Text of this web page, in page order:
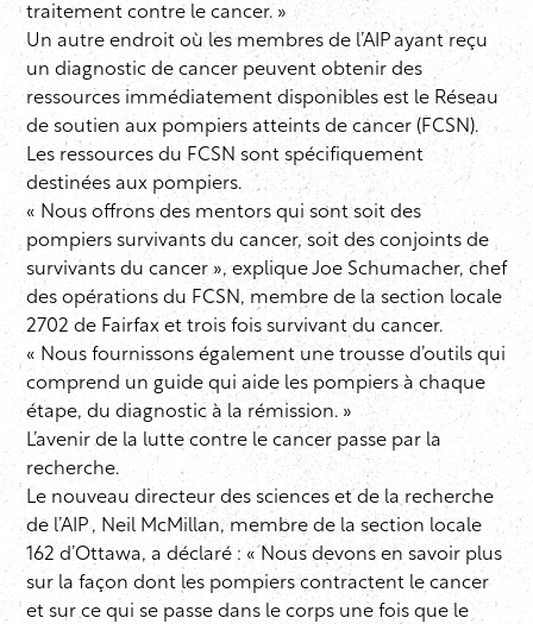
traitement contre le cancer. »
Un autre endroit où les membres de l’AIP ayant reçu
un diagnostic de cancer peuvent obtenir des
ressources immédiatement disponibles est le Réseau
de soutien aux pompiers atteints de cancer (FCSN).
Les ressources du FCSN sont spécifiquement
destinées aux pompiers.
« Nous offrons des mentors qui sont soit des
pompiers survivants du cancer, soit des conjoints de
survivants du cancer », explique Joe Schumacher, chef
des opérations du FCSN, membre de la section locale
2702 de Fairfax et trois fois survivant du cancer.
« Nous fournissons également une trousse d’outils qui
comprend un guide qui aide les pompiers à chaque
étape, du diagnostic à la rémission. »
L’avenir de la lutte contre le cancer passe par la
recherche.
Le nouveau directeur des sciences et de la recherche
de l’AIP , Neil McMillan, membre de la section locale
162 d’Ottawa, a déclaré : « Nous devons en savoir plus
sur la façon dont les pompiers contractent le cancer
et sur ce qui se passe dans le corps une fois que le